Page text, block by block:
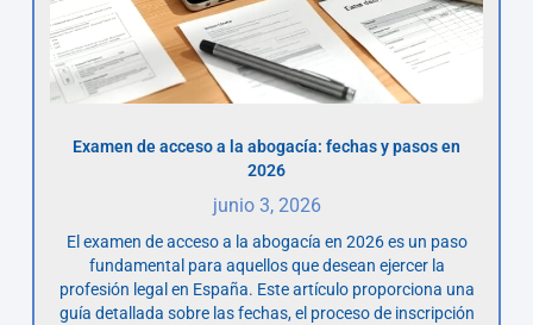
Examen de acceso a la abogacía: fechas y pasos en
2026
junio 3, 2026
El examen de acceso a la abogacía en 2026 es un paso
fundamental para aquellos que desean ejercer la
profesión legal en España. Este artículo proporciona una
guía detallada sobre las fechas, el proceso de inscripción